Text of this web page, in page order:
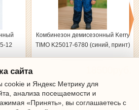
12
Комбинезон демисезонный Kerry
TIMO K25017-6780 (синий, принт)
сайта
и Яндекс Метрику для
анализа посещаемости и
«Принять», вы соглашаетесь с